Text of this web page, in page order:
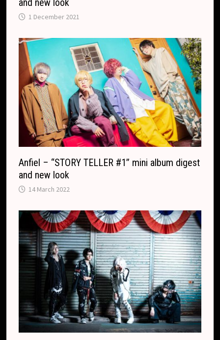
and new look
1 December 2021
Anfiel – “STORY TELLER #1” mini album digest
and new look
14 March 2022